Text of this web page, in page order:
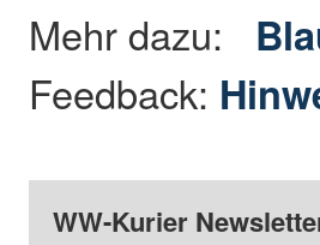
Mehr dazu:
Feedback:
WW-Kurier